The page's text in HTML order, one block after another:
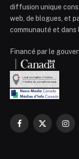
diffusion unique
web, de blogues, et
communauté et dans
Financé par le
Facebook
X